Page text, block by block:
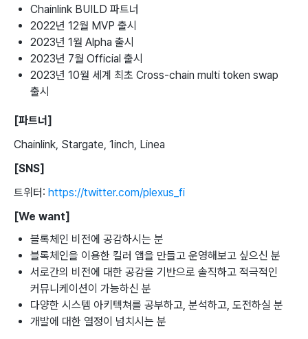
Chainlink BUILD 파트너
2022년 12월 MVP 출시
2023년 1월 Alpha 출시
2023년 7월 Official 출시
2023년 10월 세계 최초 Cross-chain multi token swap
출시
[파트너]
Chainlink, Stargate, 1inch, Linea
[SNS]
트위터: https://twitter.com/plexus_fi
[We want]
블록체인 비전에 공감하시는 분
블록체인을 이용한 킬러 앱을 만들고 운영해보고 싶으신 분
서로간의 비전에 대한 공감을 기반으로 솔직하고 적극적인
커뮤니케이션이 가능하신 분
다양한 시스템 아키텍쳐를 공부하고, 분석하고, 도전하실 분
개발에 대한 열정이 넘치시는 분